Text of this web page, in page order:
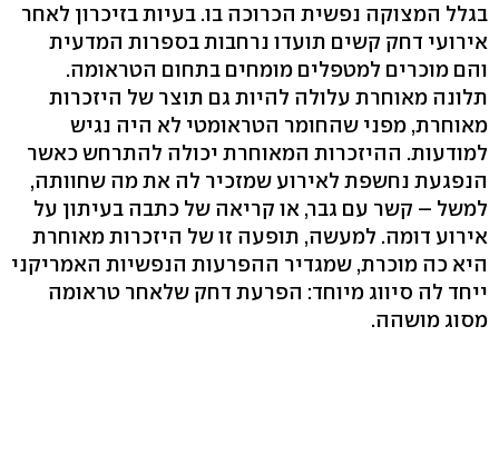
בגלל המצוקה נפשית הכרוכה בו. בעיות בזיכרון לאחר
אירועי דחק קשים תועדו נרחבות בספרות המדעית
והם מוכרים למטפלים מומחים בתחום הטראומה.
תלונה מאוחרת עלולה להיות גם תוצר של היזכרות
מאוחרת, מפני שהחומר הטראומטי לא היה נגיש
למודעות. ההיזכרות המאוחרת יכולה להתרחש כאשר
הנפגעת נחשפת לאירוע שמזכיר לה את מה שחוותה,
למשל – קשר עם גבר, או קריאה של כתבה בעיתון על
אירוע דומה. למעשה, תופעה זו של היזכרות מאוחרת
היא כה מוכרת, שמגדיר ההפרעות הנפשיות האמריקני
ייחד לה סיווג מיוחד: הפרעת דחק שלאחר טראומה
מסוג מושהה.